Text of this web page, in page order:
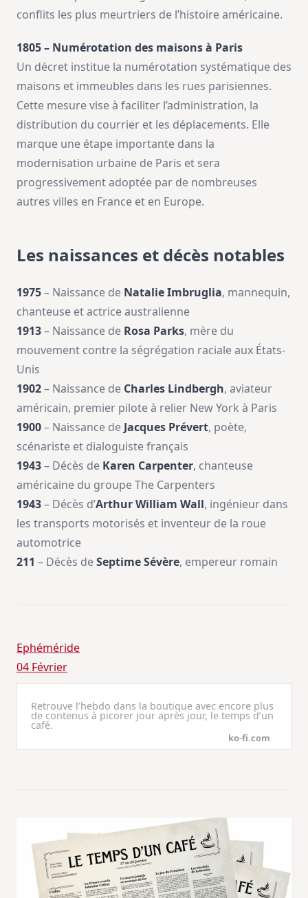
conflits les plus meurtriers de l’histoire américaine.
1805 – Numérotation des maisons à Paris
Un décret institue la numérotation systématique des
maisons et immeubles dans les rues parisiennes.
Cette mesure vise à faciliter l’administration, la
distribution du courrier et les déplacements. Elle
marque une étape importante dans la
modernisation urbaine de Paris et sera
progressivement adoptée par de nombreuses
autres villes en France et en Europe.
Les naissances et décès notables
1975– Naissance de Natalie Imbruglia, mannequin,
chanteuse et actrice australienne
1913– Naissance de Rosa Parks, mère du
mouvement contre la ségrégation raciale aux États-
Unis
1902– Naissance de Charles Lindbergh, aviateur
américain, premier pilote à relier New York à Paris
1900– Naissance de Jacques Prévert, poète,
scénariste et dialoguiste français
1943– Décès de Karen Carpenter, chanteuse
américaine du groupe The Carpenters
1943– Décès d’Arthur William Wall, ingénieur dans
les transports motorisés et inventeur de la roue
automotrice
211 – Décès deSeptime Sévère, empereur romain
Ephéméride
04 Février
Retrouve l’hebdo dans la boutique avec encore plus
de contenus à picorer jour après jour, le temps d’un
café.
ko-fi.com